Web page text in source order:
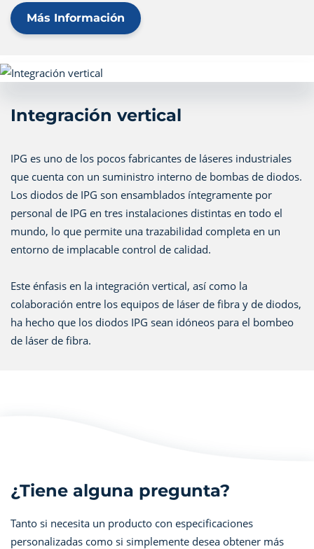
Más Información
Integración vertical
IPG es uno de los pocos fabricantes de láseres industriales
que cuenta con un suministro interno de bombas de diodos.
Los diodos de IPG son ensamblados íntegramente por
personal de IPG en tres instalaciones distintas en todo el
mundo, lo que permite una trazabilidad completa en un
entorno de implacable control de calidad.
Este énfasis en la integración vertical, así como la
colaboración entre los equipos de láser de fibra y de diodos,
ha hecho que los diodos IPG sean idóneos para el bombeo
de láser de fibra.
¿Tiene alguna pregunta?
Tanto si necesita un producto con especificaciones
personalizadas como si simplemente desea obtener más